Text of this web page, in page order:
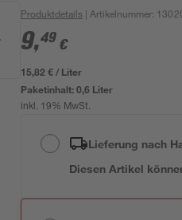
Produktdetails | Artikelnummer:
9,49 €
15,82 € / Liter
Paketinhalt:0,6 Liter
inkl. 19% MwSt.
Lieferung nach
Diesen Artikel